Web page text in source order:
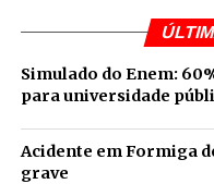
Simulado do Enem:
para universidade
Acidente em Formiga
grave